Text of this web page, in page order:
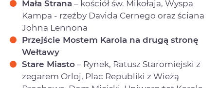
Mała Strana – kościół św. Mikołaja, Wyspa
Kampa - rzeźby Davida Cernego oraz ściana
Johna Lennona
Przejście Mostem Karola na drugą stronę
Wełtawy
Stare Miasto – Rynek, Ratusz Staromiejski z
zegarem Orloj, Plac Republiki z Wieżą